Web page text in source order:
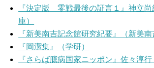
『決定版 零戦最後の証言１』神立
庫）
『新美南吉記念館研究紀要』（新美南
『岡潔集』（学研）
『さらば臆病国家ニッポン』佐々淳行